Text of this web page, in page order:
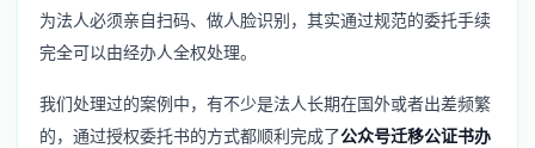
为法人必须亲自扫码、做人脸识别，其实通过规范的委托手续
完全可以由经办人全权处理。
我们处理过的案例中，有不少是法人长期在国外或者出差频繁
的，通过授权委托书的方式都顺利完成了公众号迁移公证书办